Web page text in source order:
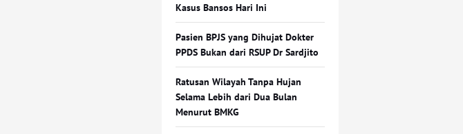
Kasus Bansos Hari Ini
Pasien BPJS yang Dihujat Dokter
PPDS Bukan dari RSUP Dr Sardjito
Ratusan Wilayah Tanpa Hujan
Selama Lebih dari Dua Bulan
Menurut BMKG